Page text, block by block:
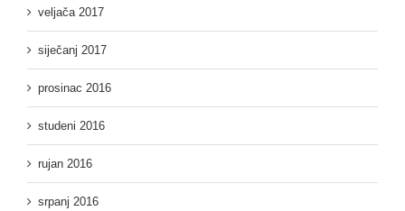
veljača 2017
siječanj 2017
prosinac 2016
studeni 2016
rujan 2016
srpanj 2016